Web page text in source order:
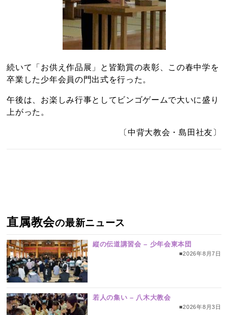
続いて「お供え作品展」と皆勤賞の表彰、この春中学を
卒業した少年会員の門出式を行った。
午後は、お楽しみ行事としてビンゴゲームで大いに盛り
上がった。
〔中背大教会・島田社友〕
直属教会の最新ニュース
縦の伝道講習会 – 少年会東本団
■2026年8月7日
若人の集い – 八木大教会
■2026年8月3日